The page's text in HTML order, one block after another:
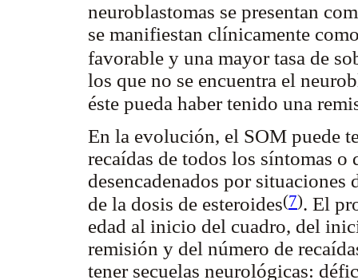
neuroblastomas se presentan
se manifiestan clínicamente
favorable y una mayor tasa de
los que no se encuentra el
éste pueda haber tenido una
En la evolución, el SOM puede
recaídas de todos los síntomas o
desencadenados por
de la dosis de esteroides(7). El
edad al inicio del cuadro, del
remisión y del número de
tener secuelas neurológicas: